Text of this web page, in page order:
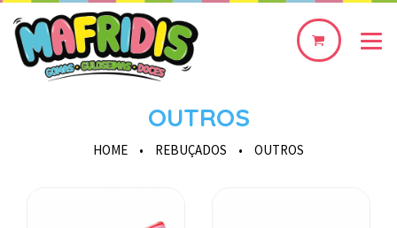
0
OUTROS
HOME • REBUÇADOS • OUTROS